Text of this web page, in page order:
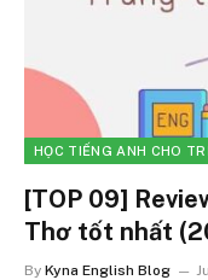
HỌC TIẾNG ANH CHO
[TOP 09]
Thơ tốt nhất
By Kyna English Blog